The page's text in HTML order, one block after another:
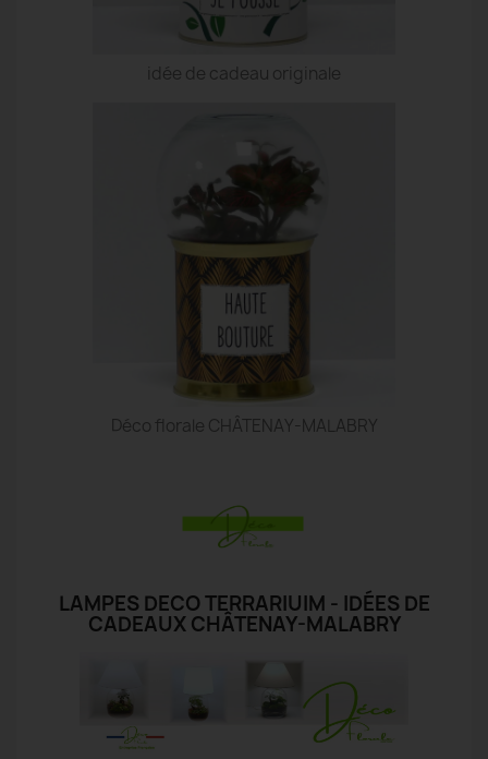
idée de cadeau originale
Déco florale CHÂTENAY-MALABRY
LAMPES DECO TERRARIUIM - IDÉES DE
CADEAUX CHÂTENAY-MALABRY